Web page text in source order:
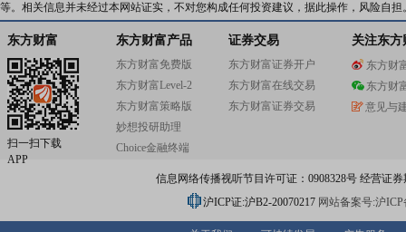
等。相关信息并未经过本网站证实，不对您构成任何投资建议，据此操作，风险自担